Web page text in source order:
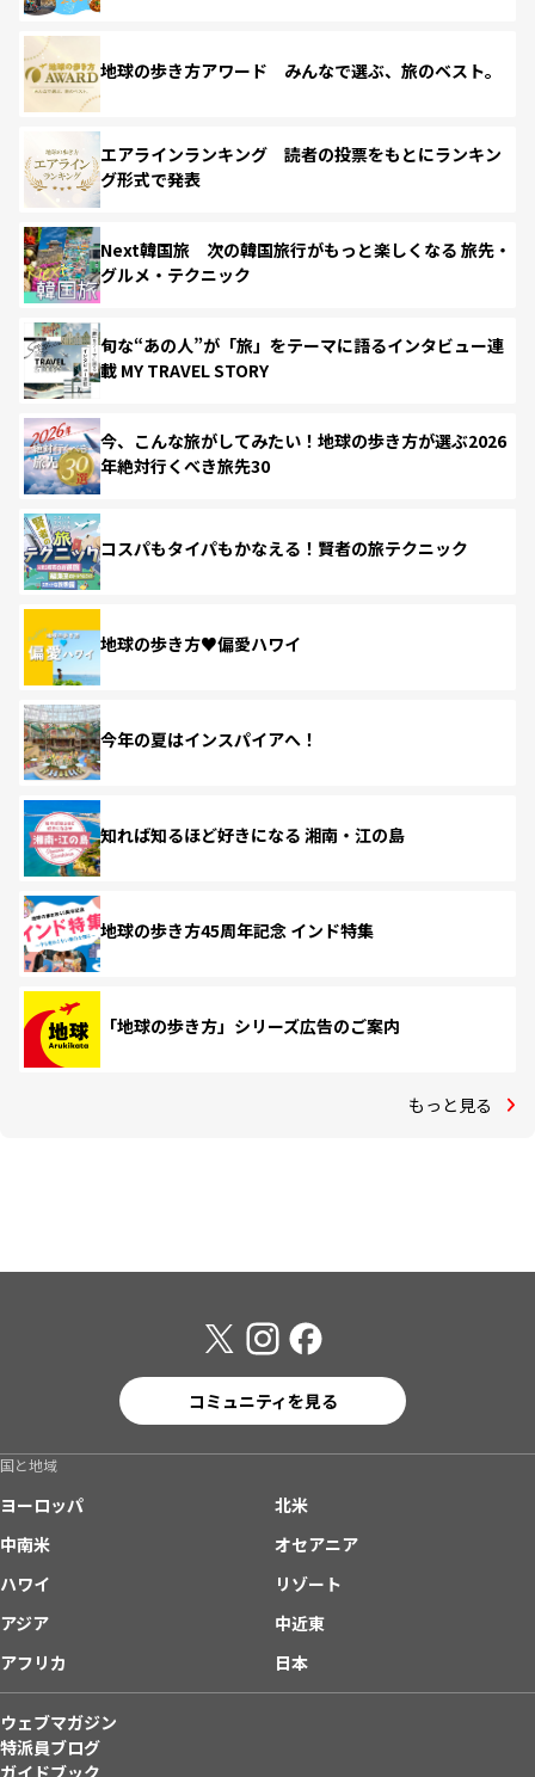
地球の歩き方アワード みんなで選ぶ、旅のベスト。
エアラインランキング 読者の投票をもとにランキン
グ形式で発表
Next韓国旅 次の韓国旅行がもっと楽しくなる 旅先・
グルメ・テクニック
旬な“あの人”が「旅」をテーマに語るインタビュー連
載 MY TRAVEL STORY
今、こんな旅がしてみたい！地球の歩き方が選ぶ2026
年絶対行くべき旅先30
コスパもタイパもかなえる！賢者の旅テクニック
地球の歩き方♥偏愛ハワイ
今年の夏はインスパイアへ！
知れば知るほど好きになる 湘南・江の島
地球の歩き方45周年記念 インド特集
「地球の歩き方」シリーズ広告のご案内
もっと見る
コミュニティを見る
国と地域
ヨーロッパ
北米
中南米
オセアニア
ハワイ
リゾート
アジア
中近東
アフリカ
日本
ウェブマガジン
特派員ブログ
ガイドブック